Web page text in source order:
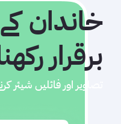
خاندان
برقرار
تصاویر اور فائلیں